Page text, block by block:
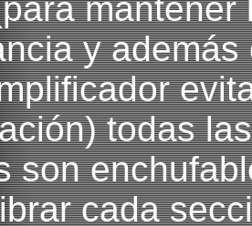
y
todas
son
cada